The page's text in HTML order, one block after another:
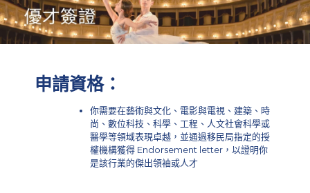
申請資格：
你需要在藝術與文化、電影與電視、建築、時
尚、數位科技、科學、工程、人文社會科學或
醫學等領域表現卓越，並通過移民局指定的授
權機構獲得 Endorsement letter，以證明你
是該行業的傑出領袖或人才